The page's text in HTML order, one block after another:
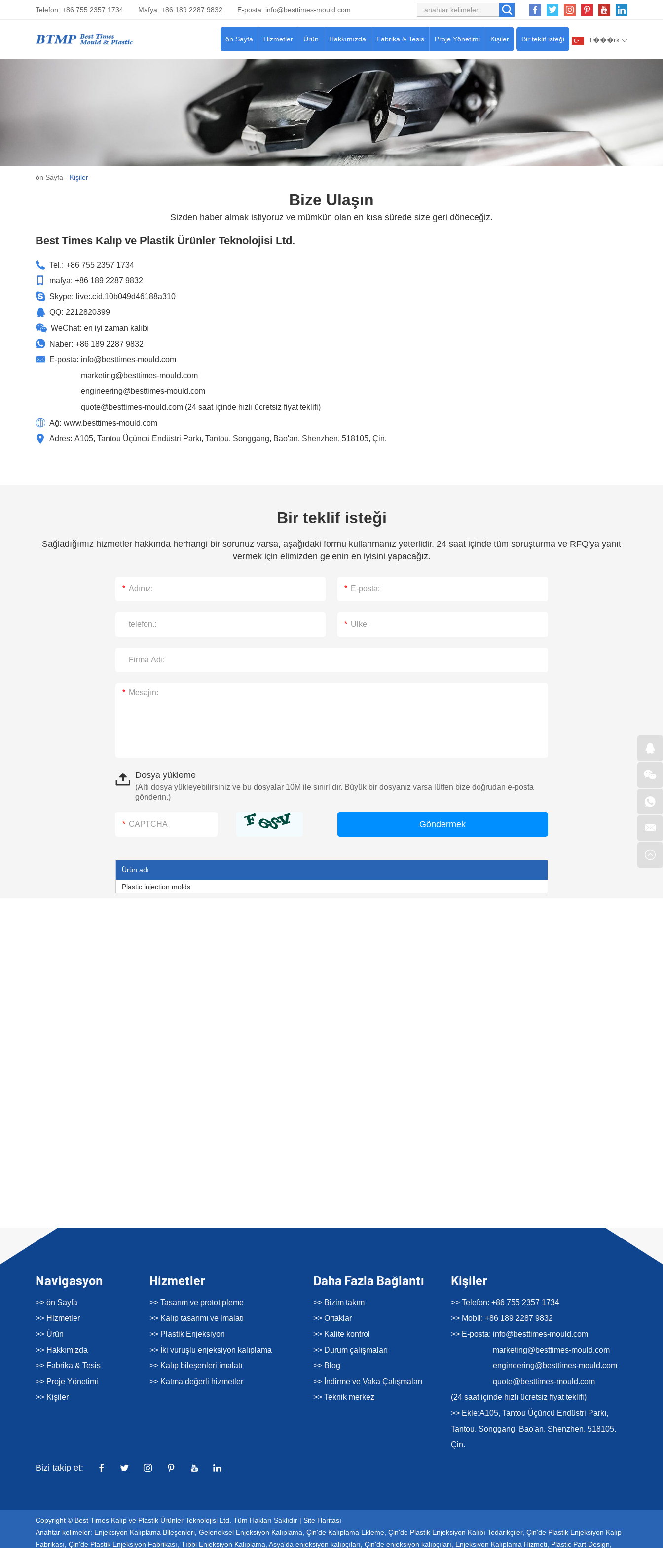
Telefon: +86 755 2357 1734 Mafya: +86 189 2287 9832 E-posta: info@besttimes-mould.com
T���rk
Bir teklif isteği
ön Sayfa Hizmetler Ürün Hakkımızda Fabrika & Tesis Proje Yönetimi Kişiler
ön Sayfa - Kişiler
Bize Ulaşın
Sizden haber almak istiyoruz ve mümkün olan en kısa sürede size geri döneceğiz.
Best Times Kalıp ve Plastik Ürünler Teknolojisi Ltd.
Tel.: +86 755 2357 1734
mafya: +86 189 2287 9832
Skype:
live:.cid.10b049d46188a310
QQ: 2212820399
WeChat: en iyi zaman kalıbı
Naber: +86 189 2287 9832
E-posta: info@besttimes-mould.com
marketing@besttimes-mould.com
engineering@besttimes-mould.com
quote@besttimes-mould.com (24 saat içinde hızlı ücretsiz fiyat teklifi)
Ağ: www.besttimes-mould.com
Adres: A105, Tantou Üçüncü Endüstri Parkı, Tantou, Songgang, Bao'an, Shenzhen, 518105, Çin.
Bir teklif isteği
Sağladığımız hizmetler hakkında herhangi bir sorunuz varsa, aşağıdaki formu kullanmanız yeterlidir. 24 saat içinde tüm soruşturma ve RFQ'ya yanıt
vermek için elimizden gelenin en iyisini yapacağız.
Dosya yükleme
(Altı dosya yükleyebilirsiniz ve bu dosyalar 10M ile sınırlıdır. Büyük bir dosyanız varsa lütfen bize doğrudan e-posta
gönderin.)
Ürün adı
Plastic injection molds
Navigasyon
>> ön Sayfa
>> Hizmetler
>> Ürün
>> Hakkımızda
>> Fabrika & Tesis
>> Proje Yönetimi
>> Kişiler
Hizmetler
>> Tasarım ve prototipleme
>> Kalıp tasarımı ve imalatı
>> Plastik Enjeksiyon
>> İki vuruşlu enjeksiyon kalıplama
>> Kalıp bileşenleri imalatı
>> Katma değerli hizmetler
Daha Fazla Bağlantı
>> Bizim takım
>> Ortaklar
>> Kalite kontrol
>> Durum çalışmaları
>> Blog
>> İndirme ve Vaka Çalışmaları
>> Teknik merkez
Kişiler
>> Telefon: +86 755 2357 1734
>> Mobil: +86 189 2287 9832
>> E-posta: info@besttimes-mould.com
marketing@besttimes-mould.com
engineering@besttimes-mould.com
quote@besttimes-mould.com
(24 saat içinde hızlı ücretsiz fiyat teklifi)
>> Ekle:A105, Tantou Üçüncü Endüstri Parkı,
Tantou, Songgang, Bao'an, Shenzhen, 518105,
Çin.
Bizi takip et:
Copyright © Best Times Kalıp ve Plastik Ürünler Teknolojisi Ltd. Tüm Hakları Saklıdır | Site Haritası
Anahtar kelimeler: Enjeksiyon Kalıplama Bileşenleri Geleneksel Enjeksiyon Kalıplama Çin'de Kalıplama Ekleme Çin'de Plastik Enjeksiyon Kalıbı Tedarikçiler, Çin'de Plastik Enjeksiyon Kalıp
Fabrikası Çin'de Plastik Enjeksiyon Fabrikası Tıbbi Enjeksiyon Kalıplama Asya'da enjeksiyon kalıpçıları Çin'de enjeksiyon kalıpçıları Enjeksiyon Kalıplama Hizmeti Plastic Part Design